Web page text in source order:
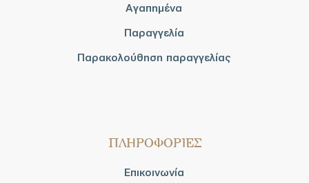
Αγαπημένα
Παραγγελία
Παρακολούθηση παραγγελίας
ΠΛΗΡΟΦΟΡΙΕΣ
Επικοινωνία